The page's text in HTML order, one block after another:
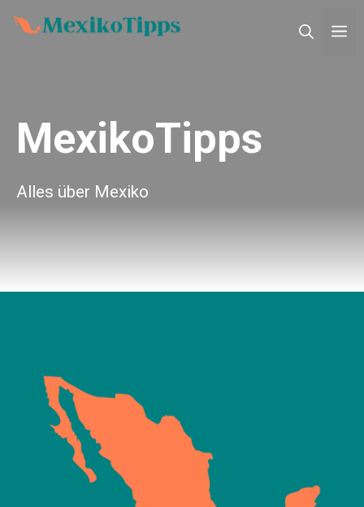
Inhalt
MexikoTipps
Alles über Mexiko